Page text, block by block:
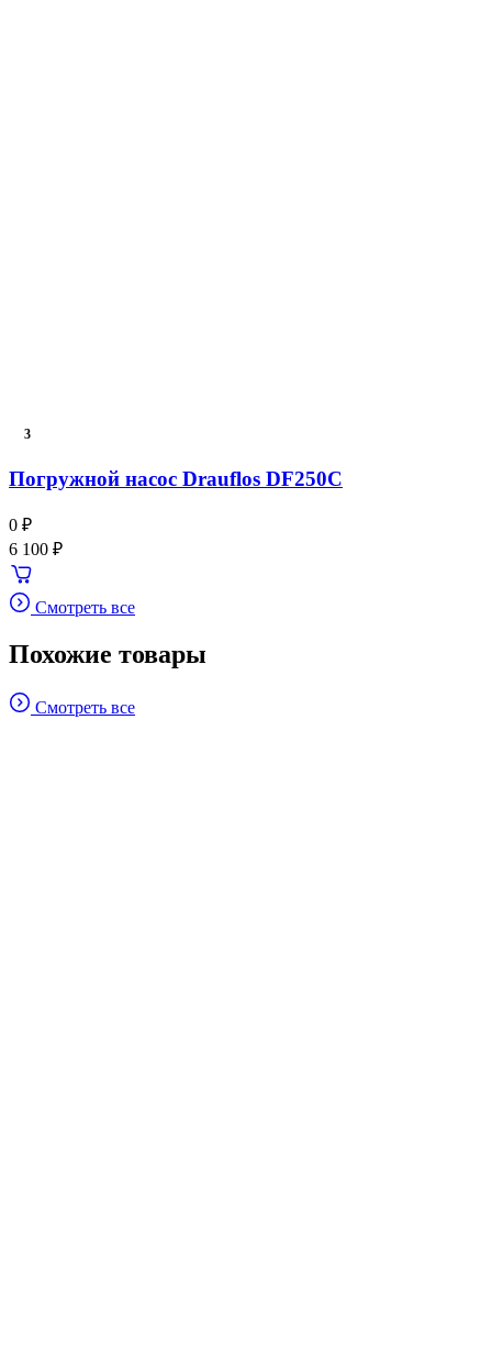
3
Погружной насос Drauflos DF250C
0 ₽
6 100 ₽
Смотреть все
Похожие товары
Смотреть все